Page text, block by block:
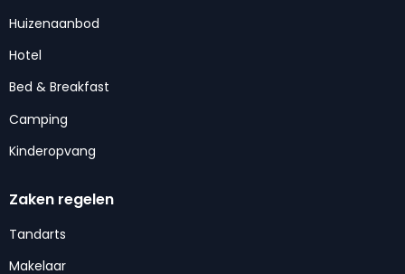
Huizenaanbod
Hotel
Bed & Breakfast
Camping
Kinderopvang
Zaken regelen
Tandarts
Makelaar